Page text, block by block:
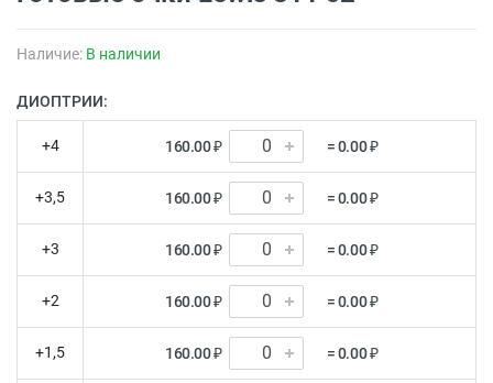
Наличие: В наличии
ДИОПТРИИ:
+4 160.00 ₽ = 0.00 ₽
+3,5 160.00 ₽ = 0.00 ₽
+3 160.00 ₽ = 0.00 ₽
+2 160.00 ₽ = 0.00 ₽
+1,5 160.00 ₽ = 0.00 ₽